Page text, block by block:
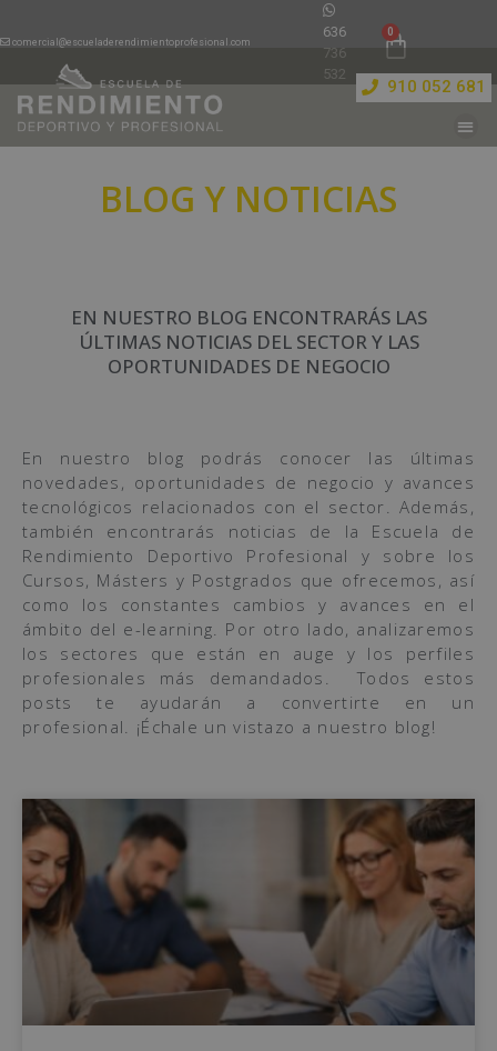
comercial@escueladerendimientoprofesional.com
636
736
532
910 052 681
BLOG Y NOTICIAS
EN NUESTRO BLOG ENCONTRARÁS LAS
ÚLTIMAS NOTICIAS DEL SECTOR Y LAS
OPORTUNIDADES DE NEGOCIO
En nuestro blog podrás conocer las últimas
novedades, oportunidades de negocio y avances
tecnológicos relacionados con el sector. Además,
también encontrarás noticias de la Escuela de
Rendimiento Deportivo Profesional y sobre los
Cursos, Másters y Postgrados que ofrecemos, así
como los constantes cambios y avances en el
ámbito del e-learning. Por otro lado, analizaremos
los sectores que están en auge y los perfiles
profesionales más demandados. Todos estos
posts te ayudarán a convertirte en un
profesional. ¡Échale un vistazo a nuestro blog!